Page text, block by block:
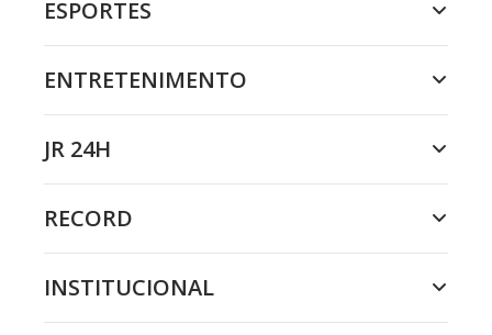
ESPORTES
ENTRETENIMENTO
JR 24H
RECORD
INSTITUCIONAL